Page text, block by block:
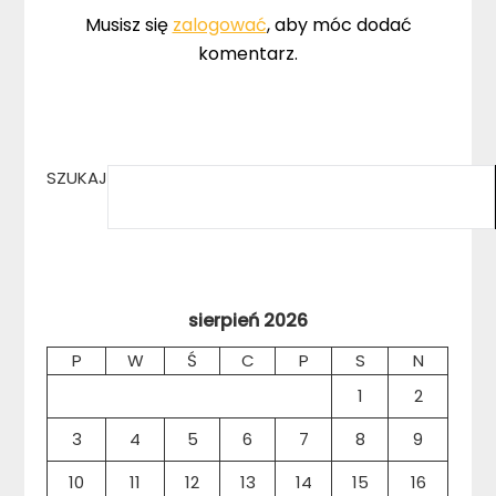
Musisz się zalogować, aby móc dodać
komentarz.
SZUKAJ
sierpień 2026
P W Ś C P S
N
1
2
3
4 5 6 7 8
9
10
11 12 13 14 15
16